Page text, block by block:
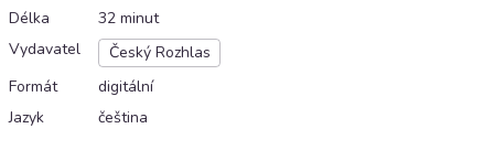
Délka
32 minut
Vydavatel
Český Rozhlas
Formát
digitální
Jazyk
čeština